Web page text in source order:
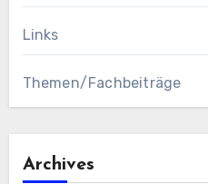
Links
Themen/Fachbeiträge
Archives